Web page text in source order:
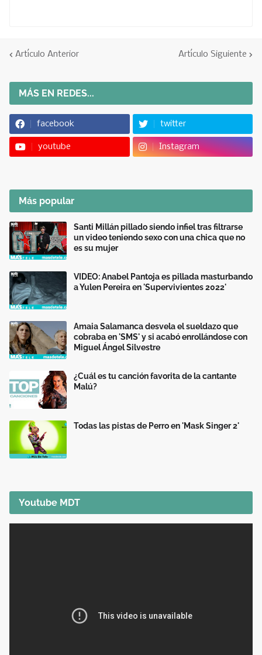
Artículo Anterior Artículo Siguiente
MÁS EN REDES...
facebook twitter
youtube Instagram
Más popular
Santi Millán pillado siendo infiel tras filtrarse
un video teniendo sexo con una chica que no
es su mujer
VIDEO: Anabel Pantoja es pillada masturbando
a Yulen Pereira en 'Supervivientes 2022'
Amaia Salamanca desvela el sueldazo que
cobraba en 'SMS' y si acabó enrollándose con
Miguel Ángel Silvestre
¿Cuál es tu canción favorita de la cantante
Malú?
Todas las pistas de Perro en 'Mask Singer 2'
Youtube MDT